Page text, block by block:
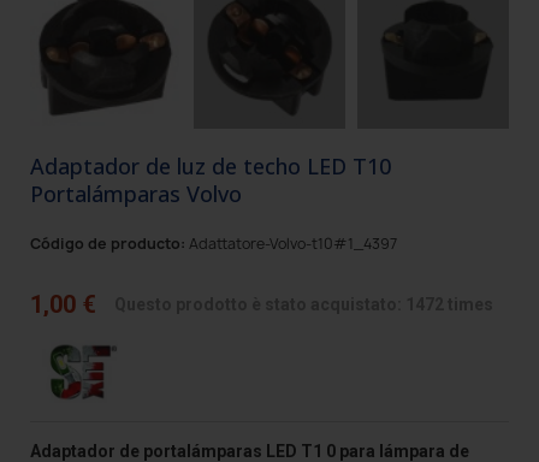
Adaptador de luz de techo LED T10
Portalámparas Volvo
Código de producto: Adattatore-Volvo-t10#1_4397
1,00 €
Adaptador de portalámparas LED T1 0 para lámpara de